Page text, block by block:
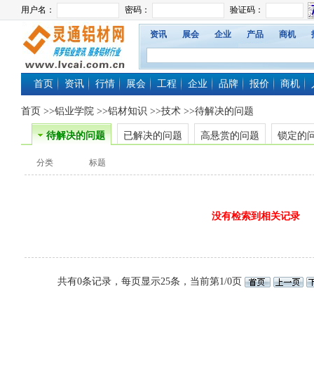
资讯 展会 企业 产品 商机
首页 资讯 行情 展会 工程 企业 品牌 报价 商机
首页 >>铝业学院 >>铝材知识 >>技术 >>待解决的问题
待解决的问题 已解决的问题 高悬赏的问题 锁定的
分类 标题
没有检索到相关记录
共有0条记录，每页显示25条，当前第1/0页